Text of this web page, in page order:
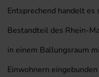
Entsprechend handelt es
Bestandteil des Rhein-
in einem Ballungsraum
Einwohnern